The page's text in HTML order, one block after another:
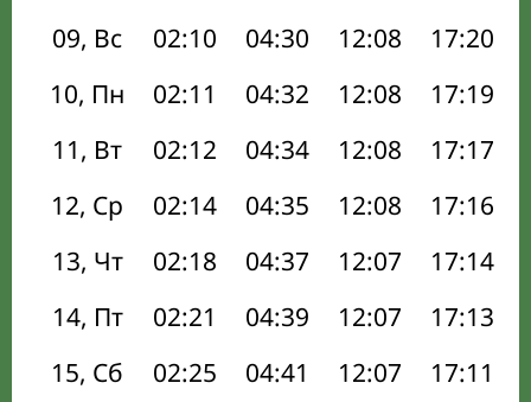
09, Вс
02:10 04:30 12:08 17:20
10, Пн
02:11 04:32 12:08 17:19
11, Вт
02:12 04:34 12:08 17:17
12, Ср
02:14 04:35 12:08 17:16
13, Чт
02:18 04:37 12:07 17:14
14, Пт
02:21 04:39 12:07 17:13
15, Сб
02:25 04:41 12:07 17:11